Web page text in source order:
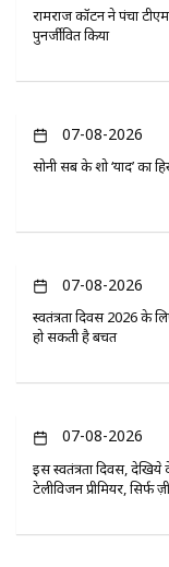
रामराज कॉटन ने पंचा
पुनर्जीवित किया
07-08-2026
सोनी सब के शो ‘यादें’ का
07-08-2026
स्वतंत्रता दिवस 2026
हो सकती है बचत
07-08-2026
इस स्वतंत्रता दिवस, देखिये
टेलीविजन प्रीमियर, सिर्फ